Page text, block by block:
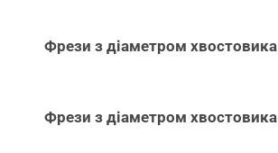
Фрези з діаметром
Фрези з діаметром